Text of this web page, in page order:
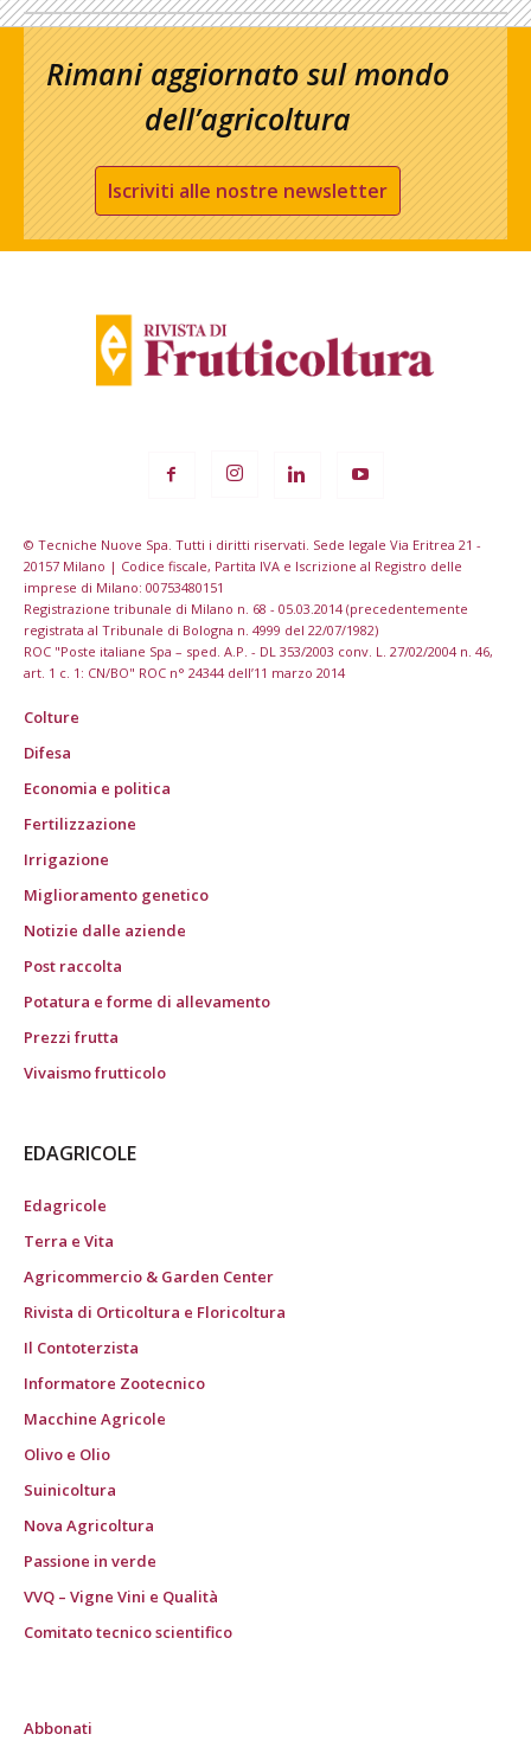
Rimani aggiornato sul mondo
dell’agricoltura
Iscriviti alle nostre newsletter
© Tecniche Nuove Spa. Tutti i diritti riservati. Sede legale Via Eritrea 21 -
20157 Milano | Codice fiscale, Partita IVA e Iscrizione al Registro delle
imprese di Milano: 00753480151
Registrazione tribunale di Milano n. 68 - 05.03.2014 (precedentemente
registrata al Tribunale di Bologna n. 4999 del 22/07/1982)
ROC "Poste italiane Spa – sped. A.P. - DL 353/2003 conv. L. 27/02/2004 n. 46,
art. 1 c. 1: CN/BO" ROC n° 24344 dell’11 marzo 2014
Colture
Difesa
Economia e politica
Fertilizzazione
Irrigazione
Miglioramento genetico
Notizie dalle aziende
Post raccolta
Potatura e forme di allevamento
Prezzi frutta
Vivaismo frutticolo
EDAGRICOLE
Edagricole
Terra e Vita
Agricommercio & Garden Center
Rivista di Orticoltura e Floricoltura
Il Contoterzista
Informatore Zootecnico
Macchine Agricole
Olivo e Olio
Suinicoltura
Nova Agricoltura
Passione in verde
VVQ – Vigne Vini e Qualità
Comitato tecnico scientifico
Abbonati